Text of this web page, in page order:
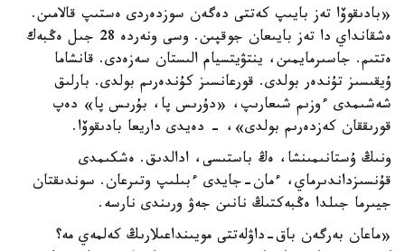
«بادىقوۆا تەز بايىپ كەتتى دەگەن سوزدەردى ەستىپ قالامىن.
ەشقانداي دا تەز بايىعان جوقپىن. وسى ونەردە 28 جىل ەڭبەك
ەتتىم. جاسىرمايمىن، ينتۋيتسيام الىستان سەزەدى. قانشاما
ۇيقىسىز تۇندەر بولدى. قورعانسىز كۇندەرىم بولدى. بارلىق
شەشىمدى ءوزىم شىعارىپ، «دۇرىس پا، بۇرىس پا» دەپ
قورىققان كەزدەرىم بولدى»، - دەيدى داريعا بادىقوۆا.
ونىڭ ۇستانىمىنشا، ەڭ باستىسى، ادالدىق. ەشكىمدى
قۇنسىزداندىرماي، ءمان-جايدى ءبىلىپ وتىرعان. سوندىقتان
جيىرما جىلدا ەڭبەكتىڭ نانىن جەۋ ورىندى نارسە.
«ماعان بەرگەن باق-داۋلەتتى مويىنداعىلارىڭ كەلمەي مە؟